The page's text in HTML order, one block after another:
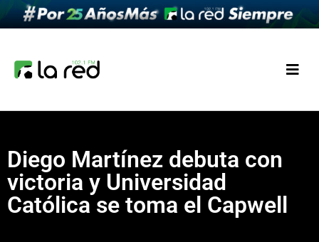
Diego Martínez debuta con
victoria y Universidad
Católica se toma el Capwell